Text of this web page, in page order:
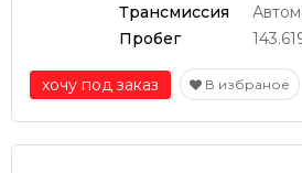
Трансмиссия
Пробег
хочу под заказ В избраное